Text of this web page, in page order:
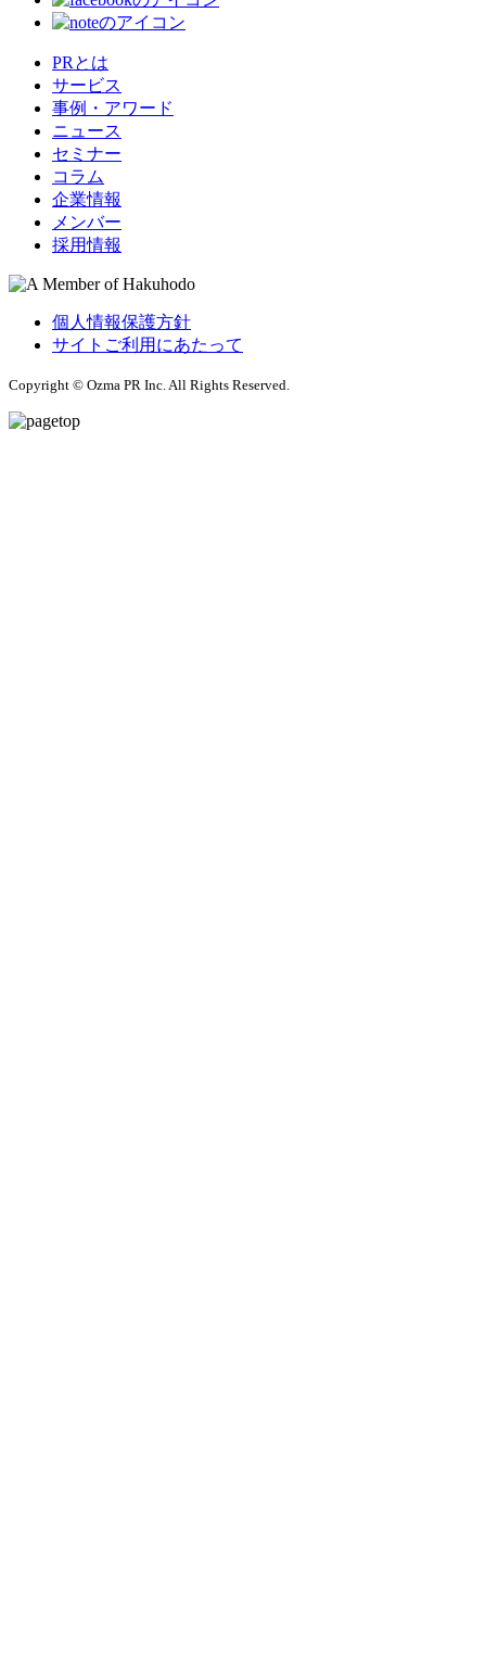
PRとは
サービス
事例・アワード
ニュース
セミナー
コラム
企業情報
メンバー
採用情報
個人情報保護方針
サイトご利用にあたって
Copyright © Ozma PR Inc. All Rights Reserved.